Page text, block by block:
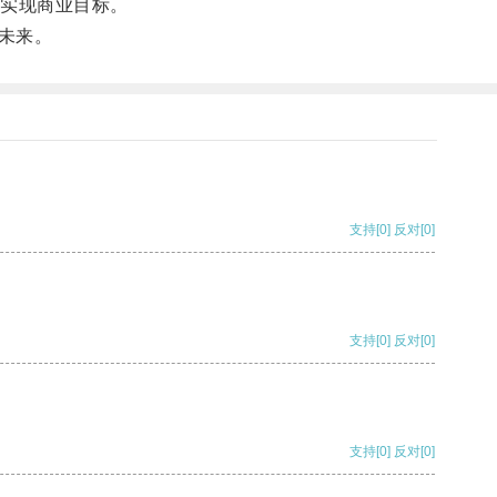
现商业目标。
来。
支持[0] 反对[0]
支持[0] 反对[0]
支持[0] 反对[0]